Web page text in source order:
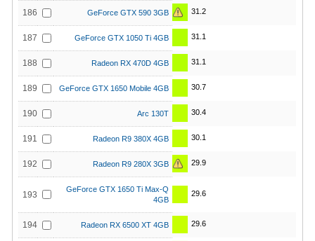
186 GeForce GTX 590 3GB 31.2
187 GeForce GTX 1050 Ti 4GB 31.1
188 Radeon RX 470D 4GB 31.1
189 GeForce GTX 1650 Mobile 4GB 30.7
190 Arc 130T 30.4
191 Radeon R9 380X 4GB 30.1
192 Radeon R9 280X 3GB 29.9
193
GeForce GTX 1650 Ti Max-Q
4GB
29.6
194 Radeon RX 6500 XT 4GB 29.6